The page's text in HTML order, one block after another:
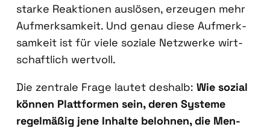
star­ke Reak­tio­nen aus­lö­sen, erzeu­gen mehr
Auf­merk­sam­keit. Und genau die­se Auf­merk­
sam­keit ist für vie­le sozia­le Netz­wer­ke wirt­
schaft­lich wert­voll.
Die zen­tra­le Fra­ge lau­tet des­halb: Wie sozi­al
kön­nen Platt­for­men sein, deren Sys­te­me
regel­mä­ßig jene Inhal­te beloh­nen, die Men­